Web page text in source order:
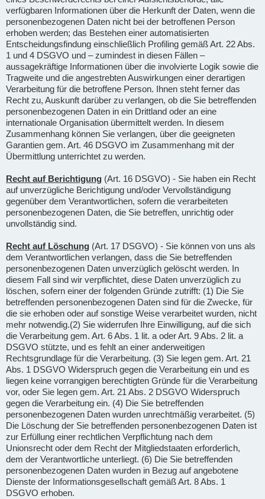
verfügbaren Informationen über die Herkunft der Daten, wenn die
personenbezogenen Daten nicht bei der betroffenen Person
erhoben werden; das Bestehen einer automatisierten
Entscheidungsfindung einschließlich Profiling gemäß Art. 22 Abs.
1 und 4 DSGVO und – zumindest in diesen Fällen –
aussagekräftige Informationen über die involvierte Logik sowie die
Tragweite und die angestrebten Auswirkungen einer derartigen
Verarbeitung für die betroffene Person. Ihnen steht ferner das
Recht zu, Auskunft darüber zu verlangen, ob die Sie betreffenden
personenbezogenen Daten in ein Drittland oder an eine
internationale Organisation übermittelt werden. In diesem
Zusammenhang können Sie verlangen, über die geeigneten
Garantien gem. Art. 46 DSGVO im Zusammenhang mit der
Übermittlung unterrichtet zu werden.
Recht auf Berichtigung (Art. 16 DSGVO) - Sie haben ein Recht
auf unverzügliche Berichtigung und/oder Vervollständigung
gegenüber dem Verantwortlichen, sofern die verarbeiteten
personenbezogenen Daten, die Sie betreffen, unrichtig oder
unvollständig sind.
Recht auf Löschung (Art. 17 DSGVO) - Sie können von uns als
dem Verantwortlichen verlangen, dass die Sie betreffenden
personenbezogenen Daten unverzüglich gelöscht werden. In
diesem Fall sind wir verpflichtet, diese Daten unverzüglich zu
löschen, sofern einer der folgenden Gründe zutrifft: (1) Die Sie
betreffenden personenbezogenen Daten sind für die Zwecke, für
die sie erhoben oder auf sonstige Weise verarbeitet wurden, nicht
mehr notwendig.(2) Sie widerrufen Ihre Einwilligung, auf die sich
die Verarbeitung gem. Art. 6 Abs. 1 lit. a oder Art. 9 Abs. 2 lit. a
DSGVO stützte, und es fehlt an einer anderweitigen
Rechtsgrundlage für die Verarbeitung. (3) Sie legen gem. Art. 21
Abs. 1 DSGVO Widerspruch gegen die Verarbeitung ein und es
liegen keine vorrangigen berechtigten Gründe für die Verarbeitung
vor, oder Sie legen gem. Art. 21 Abs. 2 DSGVO Widerspruch
gegen die Verarbeitung ein. (4) Die Sie betreffenden
personenbezogenen Daten wurden unrechtmäßig verarbeitet. (5)
Die Löschung der Sie betreffenden personenbezogenen Daten ist
zur Erfüllung einer rechtlichen Verpflichtung nach dem
Unionsrecht oder dem Recht der Mitgliedstaaten erforderlich,
dem der Verantwortliche unterliegt. (6) Die Sie betreffenden
personenbezogenen Daten wurden in Bezug auf angebotene
Dienste der Informationsgesellschaft gemäß Art. 8 Abs. 1
DSGVO erhoben.